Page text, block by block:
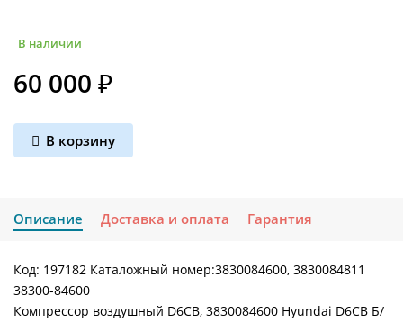
В наличии
60 000 ₽
В корзину
Описание Доставка и оплата Гарантия
Код: 197182 Каталожный номер:3830084600, 3830084811
38300-84600
Компрессор воздушный D6CB, 3830084600 Hyundai D6CB Б/